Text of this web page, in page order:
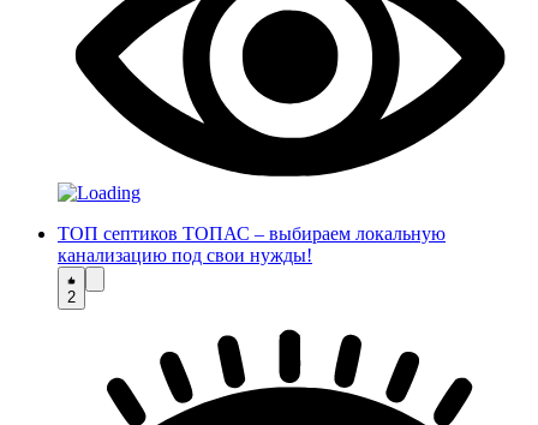
ТОП септиков ТОПАС – выбираем локальную
канализацию под свои нужды!
2